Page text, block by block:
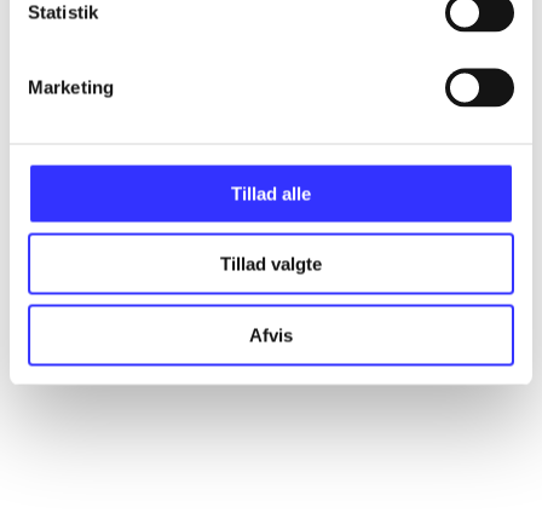
Statistik
Marketing
Tillad alle
Tillad valgte
Afvis
Artikler